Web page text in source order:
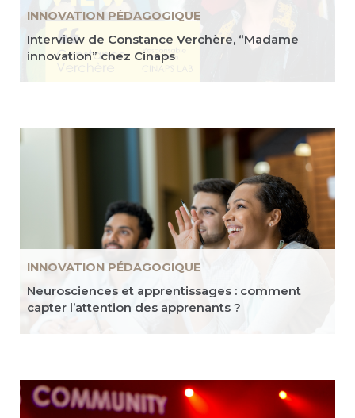
INNOVATION PÉDAGOGIQUE
Interview de Constance Verchère, “Madame
innovation” chez Cinaps
INNOVATION PÉDAGOGIQUE
Neurosciences et apprentissages : comment
capter l’attention des apprenants ?